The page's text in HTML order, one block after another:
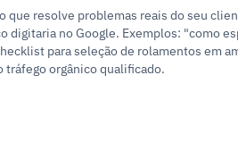
resolve problemas reais do seu
digitaria no Google. Exemplos: "como
para seleção de rolamentos em
tráfego orgânico qualificado.